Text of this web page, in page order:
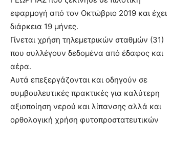
εφαρμογή από τον Οκτώβριο 2019 και έχει
διάρκεια 19 μήνες.
Γίνεται χρήση τηλεμετρικών σταθμών (31)
που συλλέγουν δεδομένα από έδαφος και
αέρα.
Αυτά επεξεργάζονται και οδηγούν σε
συμβουλευτικές πρακτικές για καλύτερη
αξιοποίηση νερού και λίπανσης αλλά και
ορθολογική χρήση φυτοπροστατευτικών